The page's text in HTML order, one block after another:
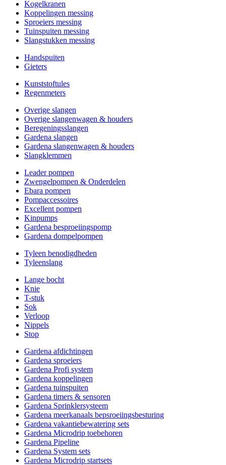
Kogelkranen
Koppelingen messing
Sproeiers messing
Tuinspuiten messing
Slangstukken messing
Handspuiten
Gieters
Kunststoftules
Regenmeters
Overige slangen
Overige slangenwagen & houders
Beregeningsslangen
Gardena slangen
Gardena slangenwagen & houders
Slangklemmen
Leader pompen
Zwengelpompen & Onderdelen
Ebara pompen
Pompaccessoires
Excellent pompen
Kinpumps
Gardena besproeiingspomp
Gardena dompelpompen
Tyleen benodigdheden
Tyleenslang
Lange bocht
Knie
T-stuk
Sok
Verloop
Nippels
Stop
Gardena afdichtingen
Gardena sproeiers
Gardena Profi system
Gardena koppelingen
Gardena tuinspuiten
Gardena timers & sensoren
Gardena Sprinklersysteem
Gardena meerkanaals bepsroeiingsbesturing
Gardena vakantiebewatering sets
Gardena Microdrip toebehoren
Gardena Pipeline
Gardena System sets
Gardena Microdrip startsets